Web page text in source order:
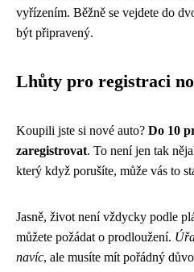
vyřízením. Běžně se vejdete do
být připravený.
Lhůty pro registraci
Koupili jste si nové auto? Do 10
zaregistrovat. To není jen tak
který když porušíte, může vás to
Jasně, život není vždycky podle
můžete požádat o prodloužení.
navíc, ale musíte mít pořádný